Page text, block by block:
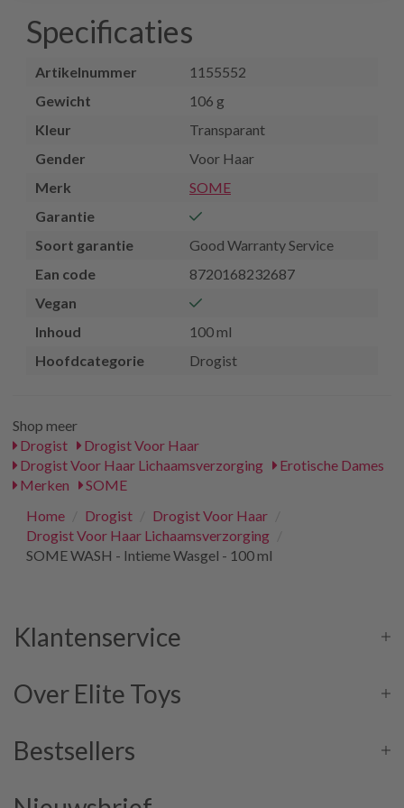
Specificaties
Artikelnummer
1155552
Gewicht
106 g
Kleur
Transparant
Gender
Voor Haar
Merk
SOME
Garantie
Soort garantie
Good Warranty Service
Ean code
8720168232687
Vegan
Inhoud
100 ml
Hoofdcategorie
Drogist
Shop meer
Drogist
Drogist Voor Haar
Drogist Voor Haar Lichaamsverzorging
Erotische Dames
Merken
SOME
Home
Drogist Drogist Voor Haar
Drogist Voor Haar Lichaamsverzorging
SOME WASH - Intieme Wasgel - 100 ml
Klantenservice
Over Elite Toys
Bestsellers